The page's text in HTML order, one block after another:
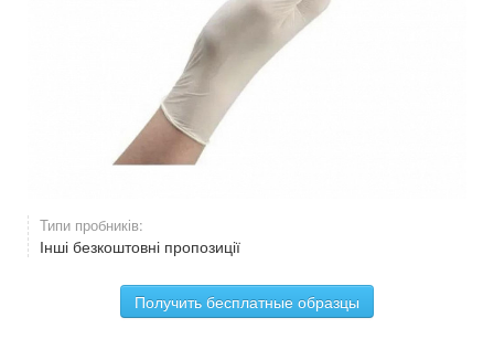
Типи пробників:
Інші безкоштовні пропозиції
Получить бесплатные образцы